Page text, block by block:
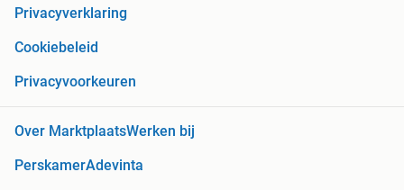
Privacyverklaring
Cookiebeleid
Privacyvoorkeuren
Over MarktplaatsWerken bij
PerskamerAdevinta